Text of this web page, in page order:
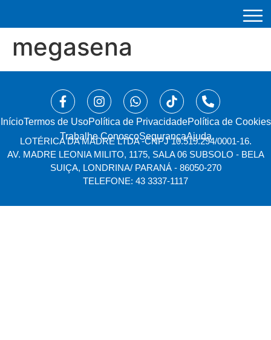
megasena
Início⁠Termos de UsoPolítica de PrivacidadePolítica de Cookies
Trabalhe ConoscoSegurançaAjuda
LOTÉRICA DA MADRE LTDA -CNPJ 10.519.294/0001-16.
AV. MADRE LEONIA MILITO, 1175, SALA 06 SUBSOLO - BELA
SUIÇA, LONDRINA/ PARANÁ - 86050-270
TELEFONE: 43 3337-1117